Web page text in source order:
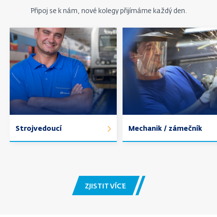
Připoj se k nám, nové kolegy přijímáme každý den.
Strojvedoucí
Zjistit
více
Mechanik / zámečník
více
ZJISTIT VÍCE